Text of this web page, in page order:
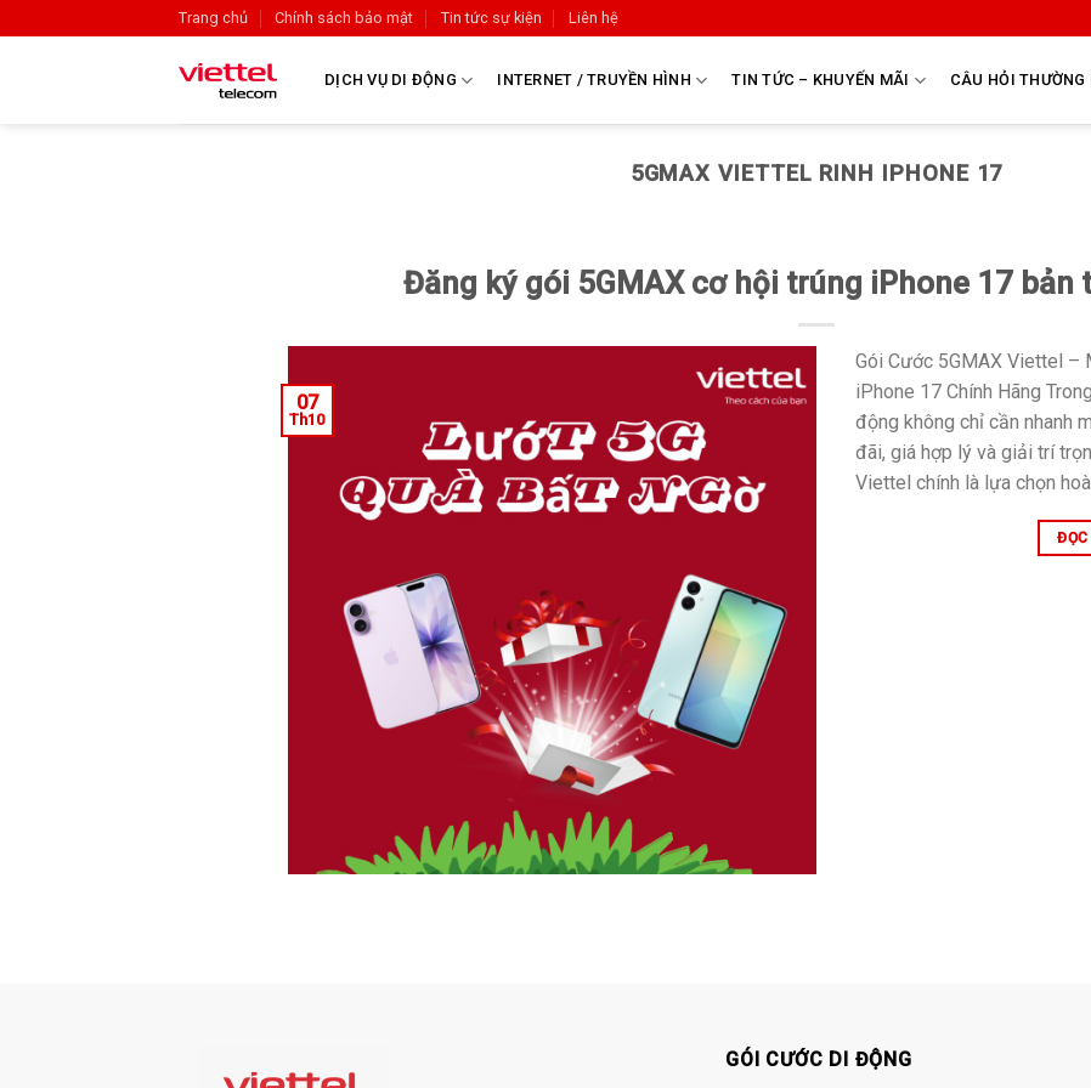
Trang chủ Chính sách bảo mật Tin tức sự kiện Liên hệ
DỊCH VỤ DI ĐỘNG INTERNET / TRUYỀN HÌNH TIN TỨC – KHUYẾN MÃI CÂU HỎI THƯỜNG
5GMAX VIETTEL RINH IPHONE 17
Đăng ký gói 5GMAX cơ hội trúng iPhone 17 bản
07
Th10
Gói Cước 5GMAX Viettel –
iPhone 17 Chính Hãng
động không chỉ cần nhanh
đãi, giá hợp lý và giải trí
Viettel chính là lựa chọn
ĐỌC
GÓI CƯỚC DI ĐỘNG